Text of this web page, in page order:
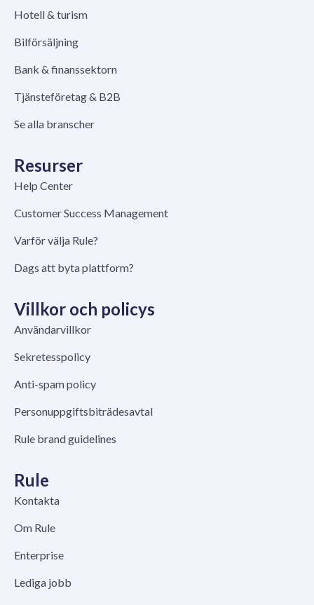
Hotell & turism
Bilförsäljning
Bank & finanssektorn
Tjänsteföretag & B2B
Se alla branscher
Resurser
Help Center
Customer Success Management
Varför välja Rule?
Dags att byta plattform?
Villkor och policys
Användarvillkor
Sekretesspolicy
Anti-spam policy
Personuppgiftsbiträdesavtal
Rule brand guidelines
Rule
Kontakta
Om Rule
Enterprise
Lediga jobb